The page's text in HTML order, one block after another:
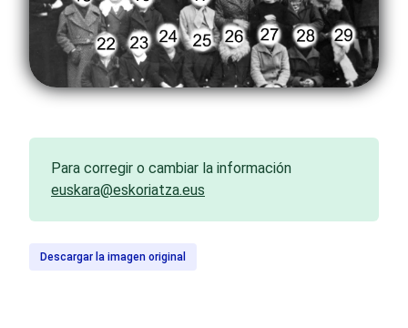
Para corregir o cambiar la información
euskara@eskoriatza.eus
Descargar la imagen original